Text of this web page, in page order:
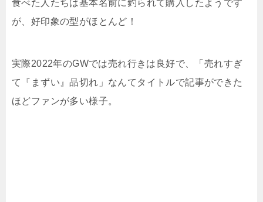
食べた人たちは基本名前に釣られて購入したようです
が、好印象の型がほとんど！
実際2022年のGWでは売れ行きは良好で、「売れすぎ
て『まずい』品切れ」なんてタイトルで記事ができた
ほどファンが多い様子。